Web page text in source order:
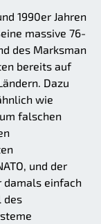
1990er Jahren
massive 76-
des Marksman
bereits auf
Dazu
wie
falschen
und der
einfach
des